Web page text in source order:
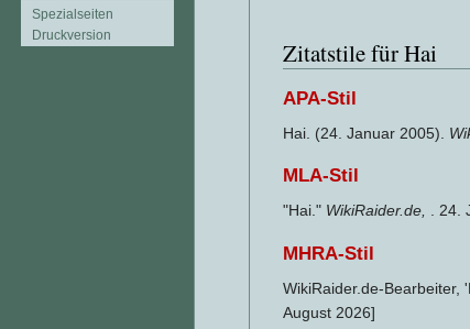
Zitatstile für Hai
APA-Stil
Hai. (24. Januar 2005).
MLA-Stil
"Hai." WikiRaider.de, . 24.
MHRA-Stil
WikiRaider.de-Bearbeiter,
August 2026]
Spezialseiten
Druckversion